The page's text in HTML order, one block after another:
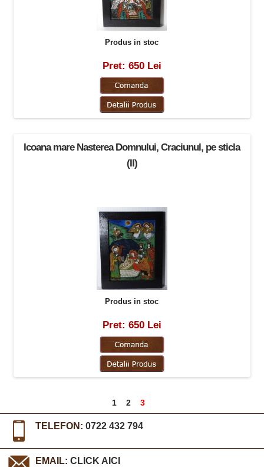
Produs in stoc
Pret: 650 Lei
Icoana mare Nasterea Domnului, Craciunul, pe sticla
(II)
Produs in stoc
Pret: 650 Lei
1 2 3
TELEFON: 0722 432 794
EMAIL: CLICK AICI